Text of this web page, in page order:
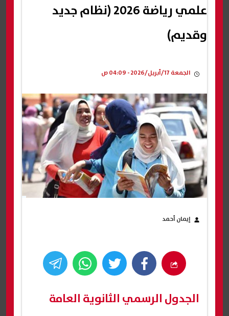
علمي رياضة 2026 (نظام جديد
وقديم)
الجمعة 17/أبريل/2026 - 04:09 ص
إيمان أحمد
الجدول الرسمي الثانوية العامة